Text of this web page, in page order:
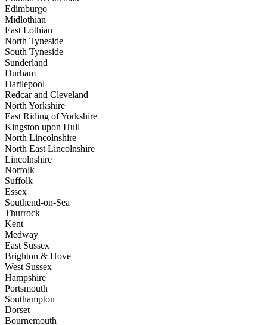
Edimburgo
Midlothian
East Lothian
North Tyneside
South Tyneside
Sunderland
Durham
Hartlepool
Redcar and Cleveland
North Yorkshire
East Riding of Yorkshire
Kingston upon Hull
North Lincolnshire
North East Lincolnshire
Lincolnshire
Norfolk
Suffolk
Essex
Southend-on-Sea
Thurrock
Kent
Medway
East Sussex
Brighton & Hove
West Sussex
Hampshire
Portsmouth
Southampton
Dorset
Bournemouth